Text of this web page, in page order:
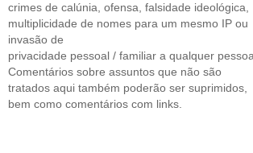
crimes de calúnia, ofensa, falsidade ideológica,
multiplicidade de nomes para um mesmo IP ou
invasão de
privacidade pessoal / familiar a qualquer pessoa.
Comentários sobre assuntos que não são
tratados aqui também poderão ser suprimidos,
bem como comentários com links.